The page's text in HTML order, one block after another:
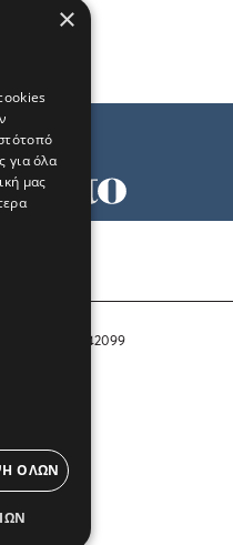
Μ.Η.Τ. 242099
Μανιφέστο
×
για όλα
μας
ΌΛΩΝ